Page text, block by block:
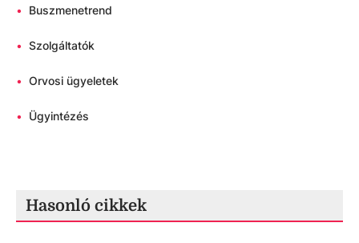
• Buszmenetrend
• Szolgáltatók
• Orvosi ügyeletek
• Ügyintézés
Hasonló cikkek